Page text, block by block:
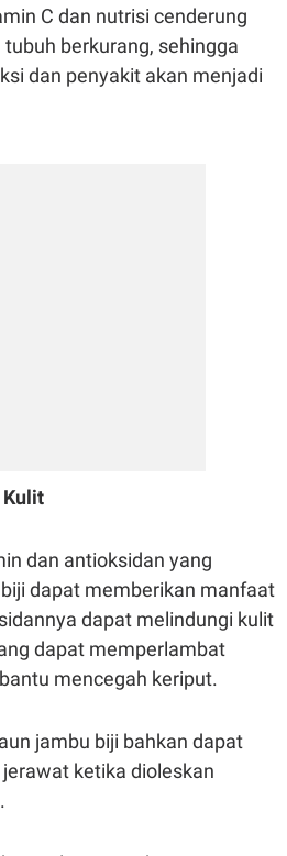
C dan nutrisi cenderung
berkurang, sehingga
dan penyakit akan menjadi
Kulit
dan antioksidan yang
dapat memberikan manfaat
dapat melindungi kulit
dapat memperlambat
mencegah keriput.
jambu biji bahkan dapat
ketika dioleskan